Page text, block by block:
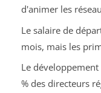
d'animer les
Le salaire de
mois, mais les
Le
% des directeurs